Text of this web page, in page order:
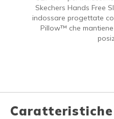
Skechers Hands Free
indossare progettate
Pillow™ che